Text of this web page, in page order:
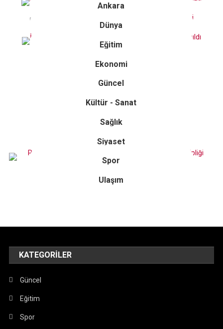
Ankara
Dünya
Eğitim
Ekonomi
Güncel
Kültür - Sanat
Sağlık
Siyaset
Spor
Ulaşım
KATEGORILER
Güncel
Eğitim
Spor